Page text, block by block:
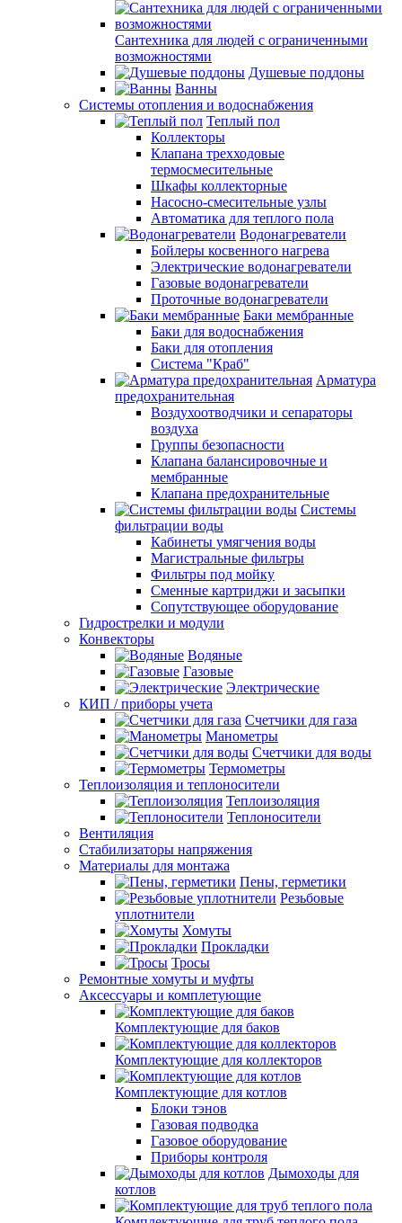
Сантехника для людей с ограниченными
возможностями
Душевые поддоны
Ванны
Системы отопления и водоснабжения
Теплый пол
Коллекторы
Клапана трехходовые
термосмесительные
Шкафы коллекторные
Насосно-смесительные узлы
Автоматика для теплого пола
Водонагреватели
Бойлеры косвенного нагрева
Электрические водонагреватели
Газовые водонагреватели
Проточные водонагреватели
Баки мембранные
Баки для водоснабжения
Баки для отопления
Система "Краб"
Арматура
предохранительная
Воздухоотводчики и сепараторы
воздуха
Группы безопасности
Клапана балансировочные и
мембранные
Клапана предохранительные
Системы
фильтрации воды
Кабинеты умягчения воды
Магистральные фильтры
Фильтры под мойку
Сменные картриджи и засыпки
Сопутствующее оборудование
Гидрострелки и модули
Конвекторы
Водяные
Газовые
Электрические
КИП / приборы учета
Счетчики для газа
Манометры
Счетчики для воды
Термометры
Теплоизоляция и теплоносители
Теплоизоляция
Теплоносители
Вентиляция
Стабилизаторы напряжения
Материалы для монтажа
Пены, герметики
Резьбовые
уплотнители
Хомуты
Прокладки
Тросы
Ремонтные хомуты и муфты
Аксессуары и комплетующие
Комплектующие для баков
Комплектующие для коллекторов
Комплектующие для котлов
Блоки тэнов
Газовая подводка
Газовое оборудование
Приборы контроля
Дымоходы для
котлов